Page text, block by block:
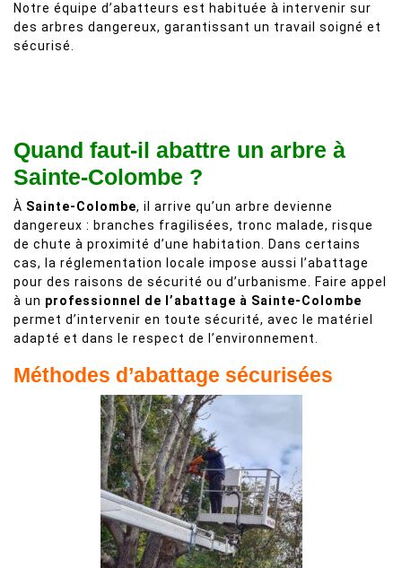
Notre équipe d’abatteurs est habituée à intervenir sur
des arbres dangereux, garantissant un travail soigné et
sécurisé.
Quand faut-il abattre un arbre à
Sainte-Colombe ?
À Sainte-Colombe, il arrive qu’un arbre devienne
dangereux : branches fragilisées, tronc malade, risque
de chute à proximité d’une habitation. Dans certains
cas, la réglementation locale impose aussi l’abattage
pour des raisons de sécurité ou d’urbanisme. Faire appel
à un professionnel de l’abattage à Sainte-Colombe
permet d’intervenir en toute sécurité, avec le matériel
adapté et dans le respect de l’environnement.
Méthodes d’abattage sécurisées